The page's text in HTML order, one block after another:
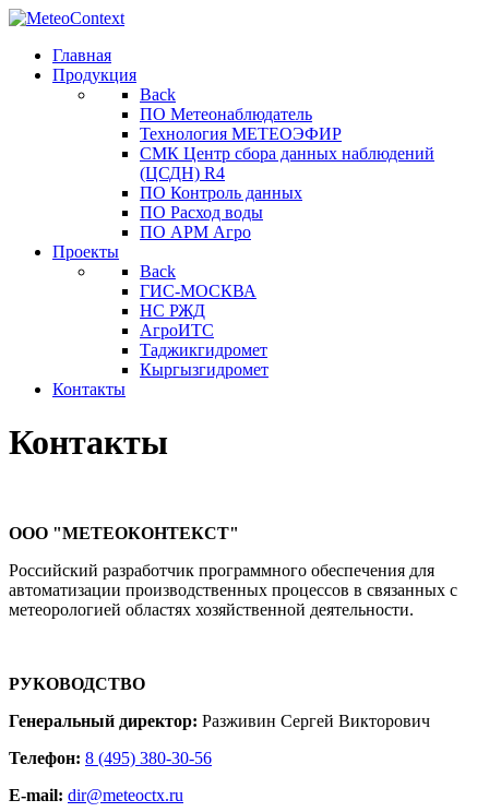
Главная
Продукция
Back
ПО Метеонаблюдатель
Технология МЕТЕОЭФИР
СМК Центр сбора данных наблюдений
(ЦСДН) R4
ПО Контроль данных
ПО Расход воды
ПО АРМ Агро
Проекты
Back
ГИС-МОСКВА
НС РЖД
АгроИТС
Таджикгидромет
Кыргызгидромет
Контакты
Контакты
ООО "МЕТЕОКОНТЕКСТ"
Российский разработчик программного обеспечения для
автоматизации производственных процессов в связанных с
метеорологией областях хозяйственной деятельности.
РУКОВОДСТВО
Генеральный директор: Разживин Сергей Викторович
Телефон: 8 (495) 380-30-56
E-mail: dir@meteoctx.ru